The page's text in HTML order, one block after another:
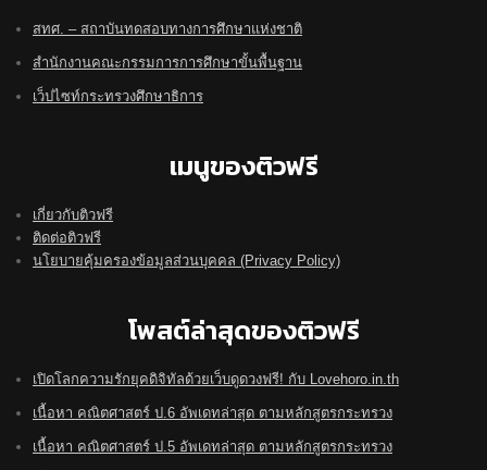
สทศ. – สถาบันทดสอบทางการศึกษาแห่งชาติ
สำนักงานคณะกรรมการการศึกษาขั้นพื้นฐาน
เว็ปไซท์กระทรวงศึกษาธิการ
เมนูของติวฟรี
เกี่ยวกับติวฟรี
ติดต่อติวฟรี
นโยบายคุ้มครองข้อมูลส่วนบุคคล (Privacy Policy)
โพสต์ล่าสุดของติวฟรี
เปิดโลกความรักยุคดิจิทัลด้วยเว็บดูดวงฟรี! กับ Lovehoro.in.th
เนื้อหา คณิตศาสตร์ ป.6 อัพเดทล่าสุด ตามหลักสูตรกระทรวง
เนื้อหา คณิตศาสตร์ ป.5 อัพเดทล่าสุด ตามหลักสูตรกระทรวง